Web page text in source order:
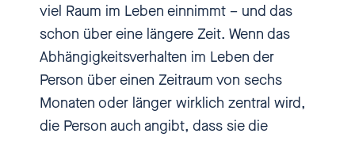
Hi, herzlich willkommen bei
einbiszwei, dem Podcast über
Sexismus, sexuelle Übergriffe
und sexuelle Gewalt gegen
Kinder und Jugendliche. Ich bin
Nadia Kailouli und in diesem
viel Raum im Leben einnimmt – und das
schon über eine längere Zeit. Wenn das
Abhängigkeitsverhalten im Leben der
Person über einen Zeitraum von sechs
Monaten oder länger wirklich zentral wird,
die Person auch angibt, dass sie die